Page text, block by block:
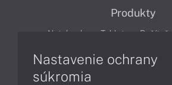
Produkty
Notebooky Tablety Počítače
Nastavenie ochrany
súkromia